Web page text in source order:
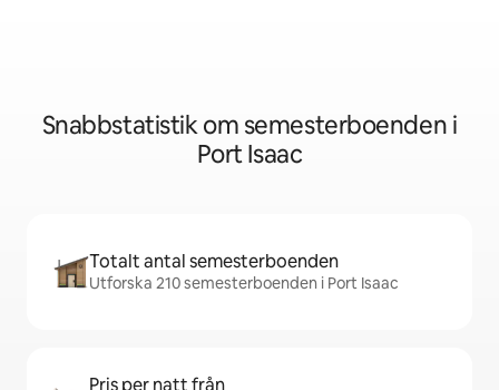
Snabbstatistik om semesterboenden i
Port Isaac
Totalt antal semesterboenden
Utforska 210 semesterboenden i Port Isaac
Pris per natt från